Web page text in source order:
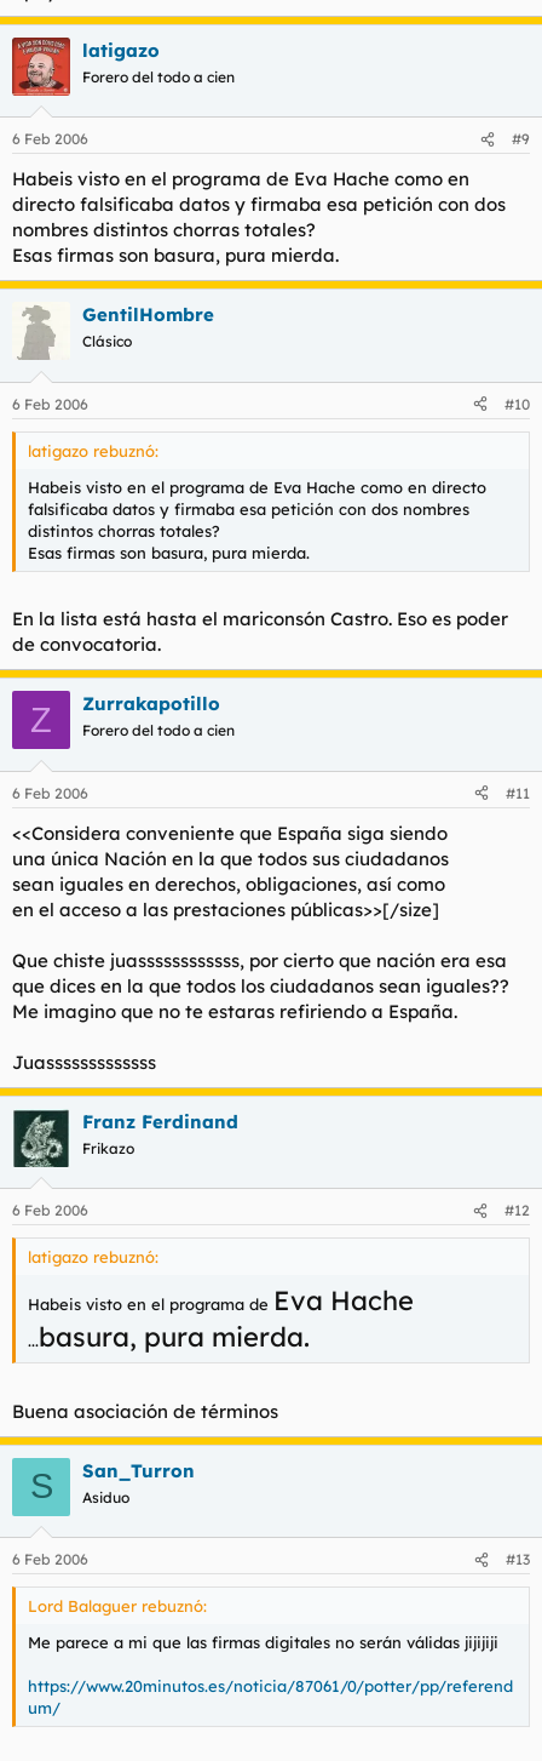
latigazo
Forero del todo a cien
6 Feb 2006 #9
Habeis visto en el programa de Eva Hache como en
directo falsificaba datos y firmaba esa petición con dos
nombres distintos chorras totales?
Esas firmas son basura, pura mierda.
GentilHombre
Clásico
6 Feb 2006 #10
latigazo rebuznó:
Habeis visto en el programa de Eva Hache como en directo
falsificaba datos y firmaba esa petición con dos nombres
distintos chorras totales?
Esas firmas son basura, pura mierda.
En la lista está hasta el mariconsón Castro. Eso es poder
de convocatoria.
Z Zurrakapotillo
Forero del todo a cien
6 Feb 2006 #11
<<Considera conveniente que España siga siendo
una única Nación en la que todos sus ciudadanos
sean iguales en derechos, obligaciones, así como
en el acceso a las prestaciones públicas>>[/size]
Que chiste juassssssssssss, por cierto que nación era esa
que dices en la que todos los ciudadanos sean iguales??
Me imagino que no te estaras refiriendo a España.
Juasssssssssssss
Franz Ferdinand
Frikazo
6 Feb 2006 #12
latigazo rebuznó:
Habeis visto en el programa de Eva Hache
...basura, pura mierda.
Buena asociación de términos
S San_Turron
Asiduo
6 Feb 2006 #13
Lord Balaguer rebuznó:
Me parece a mi que las firmas digitales no serán válidas jijijiji
https://www.20minutos.es/noticia/87061/0/potter/pp/referend
um/